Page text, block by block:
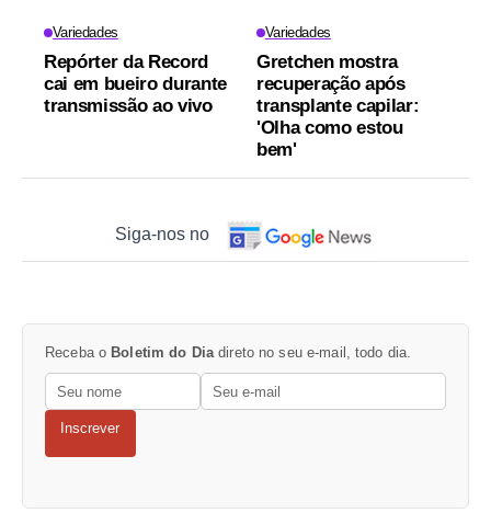
Variedades
Repórter da Record
cai em bueiro durante
transmissão ao vivo
Variedades
Gretchen mostra
recuperação após
transplante capilar:
'Olha como estou
bem'
Siga-nos no
Receba o Boletim do Dia direto no seu e-mail, todo dia.
Inscrever